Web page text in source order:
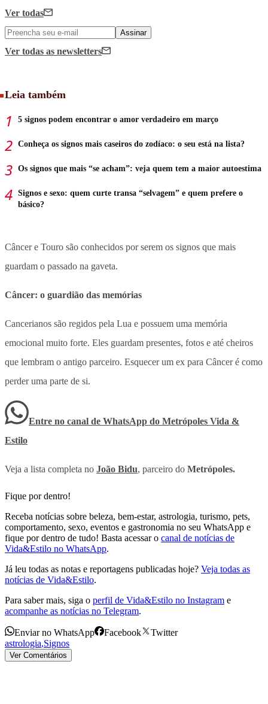
Ver todas
Assinar
Ver todas as newsletters
Leia também
5 signos podem encontrar o amor verdadeiro em março
Conheça os signos mais caseiros do zodíaco: o seu está na lista?
Os signos que mais “se acham”: veja quem tem a maior autoestima
Signos e sexo: quem curte transa “selvagem” e quem prefere o
básico?
Câncer e Touro são conhecidos por serem os signos que mais
guardam o passado na gaveta.
Câncer: o guardião das memórias
Cancerianos são regidos pela Lua e possuem uma memória
emocional muito forte. Eles guardam presentes, fotos e até cheiros
que lembram o antigo parceiro. Esquecer um ex para Câncer é como
perder uma parte de si.
Entre no canal de WhatsApp do Metrópoles Vida &
Estilo
Veja a lista completa no João Bidu, parceiro do Metrópoles.
Fique por dentro!
Receba notícias sobre beleza, bem-estar, astrologia, turismo, pets,
comportamento, sexo, eventos e gastronomia no seu WhatsApp e
fique por dentro de tudo! Basta acessar o canal de notícias de
Vida&Estilo no WhatsApp.
Já leu todas as notas e reportagens publicadas hoje? Veja todas as
notícias de Vida&Estilo.
Para saber mais, siga o perfil de Vida&Estilo no Instagram e
acompanhe as notícias no Telegram.
Enviar no WhatsApp Facebook
Twitter
astrologia,Signos
Ver Comentários